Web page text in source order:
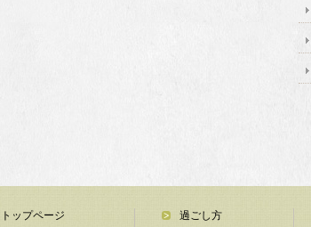
トップページ
過ごし方